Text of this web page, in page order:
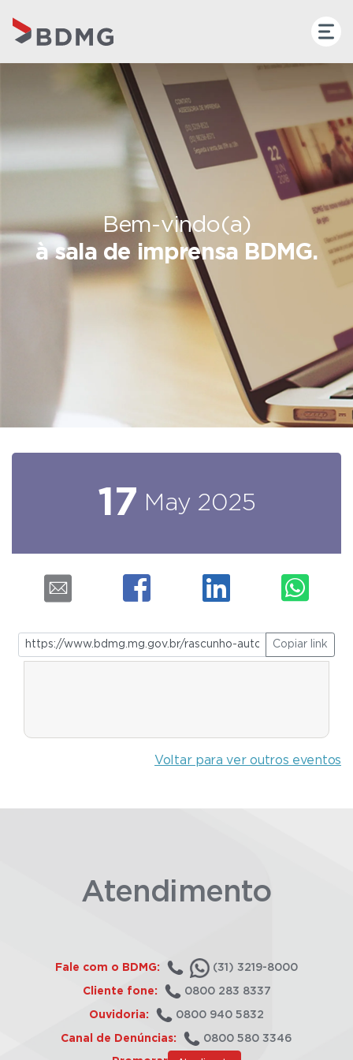
Bem-vindo(a)
à sala de imprensa BDMG.
17 May 2025
Copiar link
Voltar para ver outros eventos
Atendimento
Fale com o BDMG: (31) 3219-8000
Cliente fone: 0800 283 8337
Ouvidoria: 0800 940 5832
Canal de Denúncias: 0800 580 3346